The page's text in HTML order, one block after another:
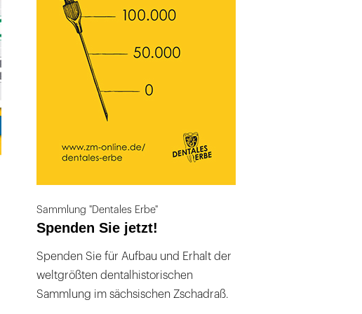
Sammlung "Dentales Erbe"
Spenden Sie jetzt!
Spenden Sie für Aufbau und Erhalt der
weltgrößten dentalhistorischen
Sammlung im sächsischen Zschadraß.